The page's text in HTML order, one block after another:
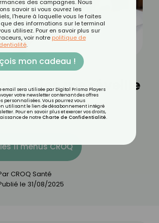
de dos me réveille
faire ?
11 menus CROQ
CROQ Santé
le 31/08/2025
des campagnes. Nous
savoir si vous ouvrez les
l'heure à laquelle vous le faites
des informations sur le terminal
utilisez. Pour en savoir plus sur
voir notre politique de
.
mon cadeau !
email sera utilisée par Digital Prisma Players
votre newsletter contenant des offres
personnalisées. Vous pourrez vous
utilisant le lien de désabonnement intégré
Pour en savoir plus et exercer vos droits,
de notre Charte de Confidentialité.